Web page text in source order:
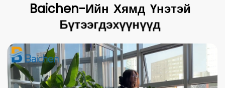
Baichen-Ийн Хямд Үнэтэй
Бүтээгдэхүүнүүд